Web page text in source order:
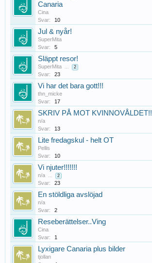
Canaria
Cina
Svar:
10
Jul & nyår!
SuperMita
Svar:
5
Släppt resor!
SuperMita ... 2
Svar: 23
Vi har det bara gott!!!
thn_micke
Svar:
17
SKRIV PÅ MOT KVINNOVÅLDET!!
n/a
Svar:
13
Lite fredagskul - helt OT
Pellis
Svar:
10
Vi njuter!!!!!!!
n/a ... 2
Svar: 23
En stöldliga avslöjad
n/a
Svar:
2
Reseberättelser..Ving
Cina
Svar:
1
Lyxigare Canaria plus bilder
tjollan